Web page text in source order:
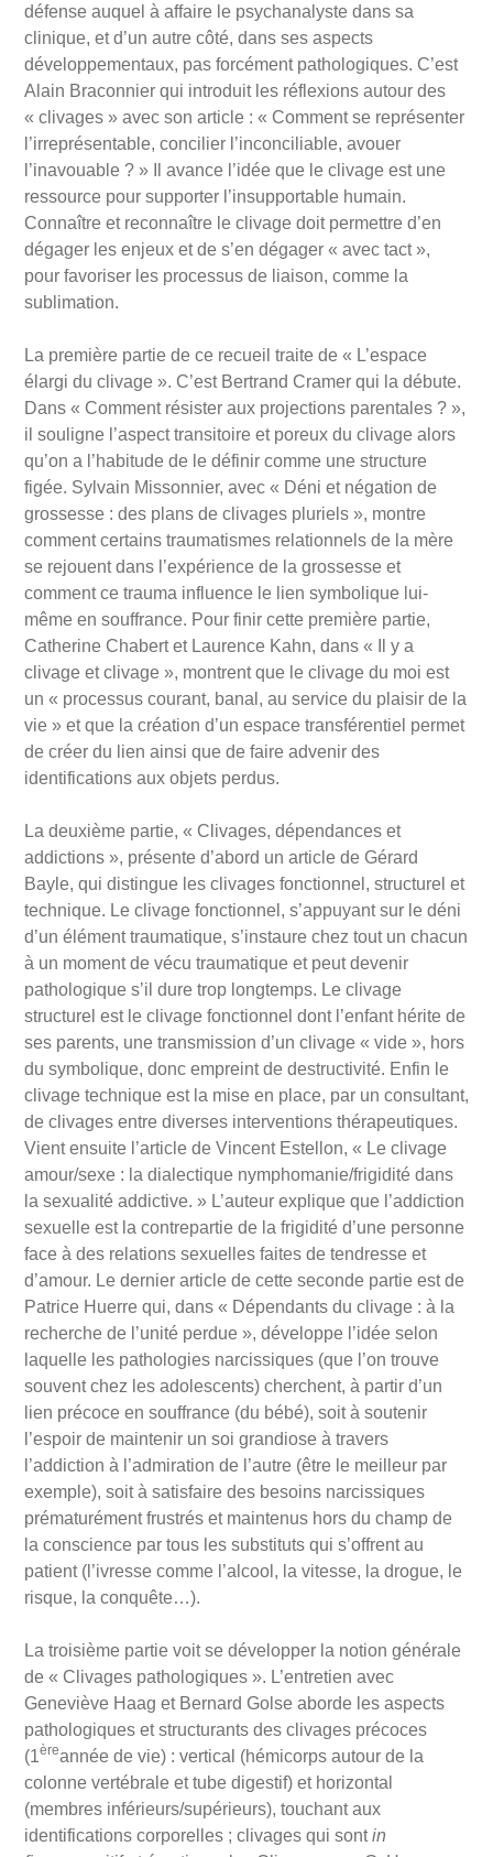
défense auquel à affaire le psychanalyste dans sa
clinique, et d’un autre côté, dans ses aspects
développementaux, pas forcément pathologiques. C’est
Alain Braconnier qui introduit les réflexions autour des
« clivages » avec son article : « Comment se représenter
l’irreprésentable, concilier l’inconciliable, avouer
l’inavouable ? » Il avance l’idée que le clivage est une
ressource pour supporter l’insupportable humain.
Connaître et reconnaître le clivage doit permettre d’en
dégager les enjeux et de s’en dégager « avec tact »,
pour favoriser les processus de liaison, comme la
sublimation.
La première partie de ce recueil traite de « L’espace
élargi du clivage ». C’est Bertrand Cramer qui la débute.
Dans « Comment résister aux projections parentales ? »,
il souligne l’aspect transitoire et poreux du clivage alors
qu’on a l’habitude de le définir comme une structure
figée. Sylvain Missonnier, avec « Déni et négation de
grossesse : des plans de clivages pluriels », montre
comment certains traumatismes relationnels de la mère
se rejouent dans l’expérience de la grossesse et
comment ce trauma influence le lien symbolique lui-
même en souffrance. Pour finir cette première partie,
Catherine Chabert et Laurence Kahn, dans « Il y a
clivage et clivage », montrent que le clivage du moi est
un « processus courant, banal, au service du plaisir de la
vie » et que la création d’un espace transférentiel permet
de créer du lien ainsi que de faire advenir des
identifications aux objets perdus.
La deuxième partie, « Clivages, dépendances et
addictions », présente d’abord un article de Gérard
Bayle, qui distingue les clivages fonctionnel, structurel et
technique. Le clivage fonctionnel, s’appuyant sur le déni
d’un élément traumatique, s’instaure chez tout un chacun
à un moment de vécu traumatique et peut devenir
pathologique s’il dure trop longtemps. Le clivage
structurel est le clivage fonctionnel dont l’enfant hérite de
ses parents, une transmission d’un clivage « vide », hors
du symbolique, donc empreint de destructivité. Enfin le
clivage technique est la mise en place, par un consultant,
de clivages entre diverses interventions thérapeutiques.
Vient ensuite l’article de Vincent Estellon, « Le clivage
amour/sexe : la dialectique nymphomanie/frigidité dans
la sexualité addictive. » L’auteur explique que l’addiction
sexuelle est la contrepartie de la frigidité d’une personne
face à des relations sexuelles faites de tendresse et
d’amour. Le dernier article de cette seconde partie est de
Patrice Huerre qui, dans « Dépendants du clivage : à la
recherche de l’unité perdue », développe l’idée selon
laquelle les pathologies narcissiques (que l’on trouve
souvent chez les adolescents) cherchent, à partir d’un
lien précoce en souffrance (du bébé), soit à soutenir
l’espoir de maintenir un soi grandiose à travers
l’addiction à l’admiration de l’autre (être le meilleur par
exemple), soit à satisfaire des besoins narcissiques
prématurément frustrés et maintenus hors du champ de
la conscience par tous les substituts qui s’offrent au
patient (l’ivresse comme l’alcool, la vitesse, la drogue, le
risque, la conquête…).
La troisième partie voit se développer la notion générale
de « Clivages pathologiques ». L’entretien avec
Geneviève Haag et Bernard Golse aborde les aspects
pathologiques et structurants des clivages précoces
(1èreannée de vie) : vertical (hémicorps autour de la
colonne vertébrale et tube digestif) et horizontal
(membres inférieurs/supérieurs), touchant aux
identifications corporelles ; clivages qui sontin